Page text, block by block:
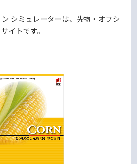
シミュレーターは、先物・オプシ
イトです。